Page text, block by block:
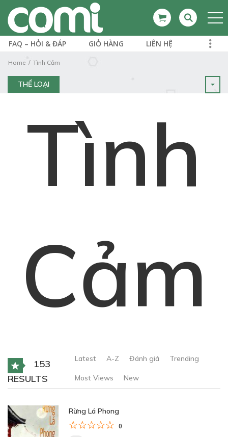
FAQ – HỎI & ĐÁP GIỎ HÀNG LIÊN HỆ
Home Tình Cảm
THỂ LOẠI
Tình
Cảm
153
RESULTS
Latest A-Z Đánh giá Trending
Most Views New
Rừng Lá Phong
0